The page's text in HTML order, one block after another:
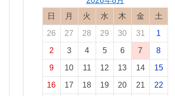
日曜日月曜日火曜日水曜日木曜日金曜日土曜日
26 27 28 29 30 31 1
2 3 4 5 6 7 8
9 10 11 12 13 14 15
16 17 18 19 20 21 22